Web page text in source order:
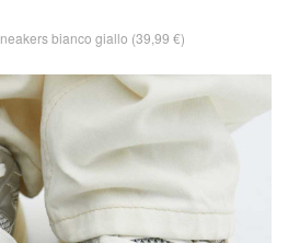
bianco giallo (39,99 €)